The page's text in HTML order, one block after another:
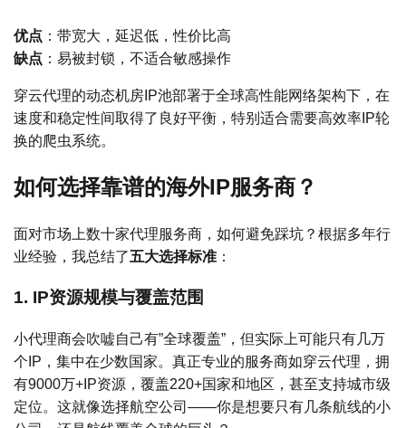
优点 ：带宽大，延迟低，性价比高
缺点 ：易被封锁，不适合敏感操作
穿云代理的动态机房IP池部署于全球高性能网络架构下，在
速度和稳定性间取得了良好平衡，特别适合需要高效率IP轮
换的爬虫系统。
如何选择靠谱的海外IP服务商？
面对市场上数十家代理服务商，如何避免踩坑？根据多年行
业经验，我总结了五大选择标准 ：
1. IP资源规模与覆盖范围
小代理商会吹嘘自己有”全球覆盖”，但实际上可能只有几万
个IP，集中在少数国家。真正专业的服务商如穿云代理，拥
有9000万+IP资源，覆盖220+国家和地区，甚至支持城市级
定位。这就像选择航空公司——你是想要只有几条航线的小